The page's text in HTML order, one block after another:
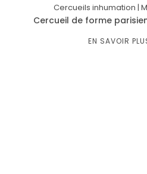
Cercueils inhumation |
Cercueil de forme
EN SAVOIR